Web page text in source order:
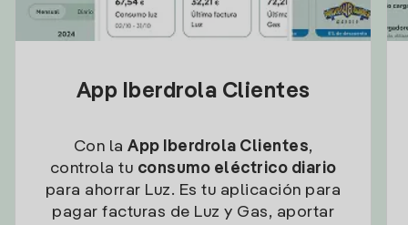
App Iberdrola Clientes
Con la App Iberdrola Clientes,
controla tu consumo eléctrico diario
para ahorrar Luz. Es tu aplicación para
pagar facturas de Luz y Gas, aportar